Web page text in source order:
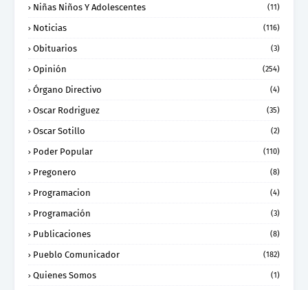
Niñas Niños Y Adolescentes (11)
Noticias (116)
Obituarios (3)
Opinión (254)
Órgano Directivo (4)
Oscar Rodriguez (35)
Oscar Sotillo (2)
Poder Popular (110)
Pregonero (8)
Programacion (4)
Programación (3)
Publicaciones (8)
Pueblo Comunicador (182)
Quienes Somos (1)